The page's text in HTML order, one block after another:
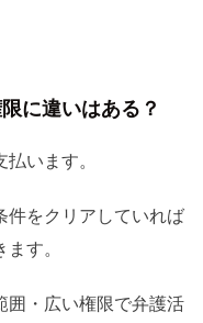
に違いはある？
います。
件をクリアしていれば
す。
囲・広い権限で弁護活